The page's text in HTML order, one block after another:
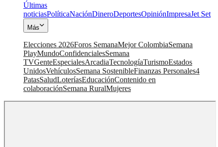
Últimas
noticiasPolíticaNaciónDineroDeportesOpiniónImpresaJet Set
Más
Elecciones 2026Foros SemanaMejor ColombiaSemana
PlayMundoConfidencialesSemana
TVGenteEspecialesArcadiaTecnologíaTurismoEstados
UnidosVehículosSemana SostenibleFinanzas Personales4
PatasSaludLoteríasEducaciónContenido en
colaboraciónSemana RuralMujeres